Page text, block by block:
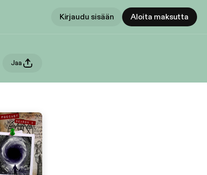
Kirjaudu sisään Aloita maksutta
Jaa